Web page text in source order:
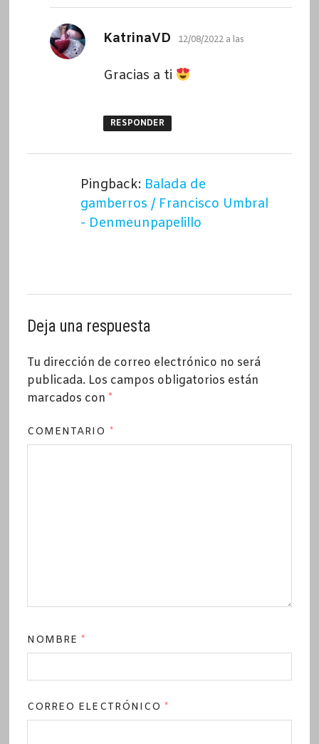
KatrinaVD dice:
12/08/2022 a las
Gracias a ti
RESPONDER
Pingback: Balada de
gamberros / Francisco Umbral
- Denmeunpapelillo
Deja una respuesta
Tu dirección de correo electrónico no será
publicada. Los campos obligatorios están
marcados con *
COMENTARIO *
NOMBRE*
CORREO ELECTRÓNICO*